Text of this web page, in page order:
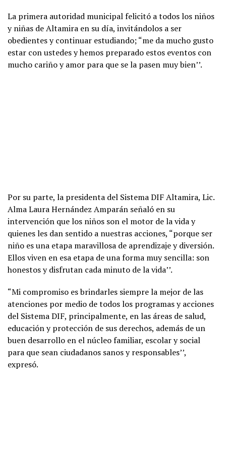
La primera autoridad municipal felicitó a todos los niños
y niñas de Altamira en su día, invitándolos a ser
obedientes y continuar estudiando; “me da mucho gusto
estar con ustedes y hemos preparado estos eventos con
mucho cariño y amor para que se la pasen muy bien’’.
Por su parte, la presidenta del Sistema DIF Altamira, Lic.
Alma Laura Hernández Amparán señaló en su
intervención que los niños son el motor de la vida y
quienes les dan sentido a nuestras acciones, “porque ser
niño es una etapa maravillosa de aprendizaje y diversión.
Ellos viven en esa etapa de una forma muy sencilla: son
honestos y disfrutan cada minuto de la vida’’.
“Mi compromiso es brindarles siempre la mejor de las
atenciones por medio de todos los programas y acciones
del Sistema DIF, principalmente, en las áreas de salud,
educación y protección de sus derechos, además de un
buen desarrollo en el núcleo familiar, escolar y social
para que sean ciudadanos sanos y responsables’’,
expresó.